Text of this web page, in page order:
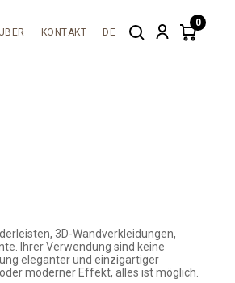
KONTAKT DE SearchAccount
0
Items
3D-Wandverkleidungen,
Ihrer Verwendung sind keine
eleganter und einzigartiger
moderner Effekt, alles ist möglich.